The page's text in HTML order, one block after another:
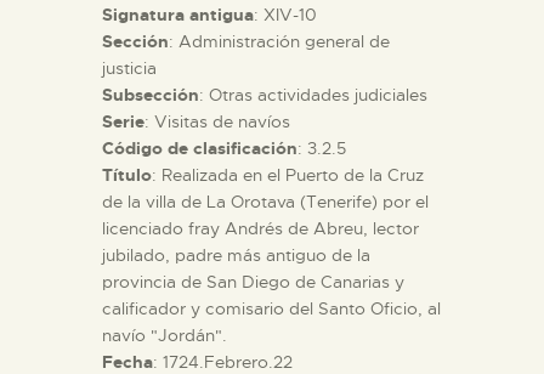
PREPARAR LA VISITA
ACTIVIDADES
█
EL MUSEO
COLECCIONES
Signatura antigua: XIV-10
Sección: Administración general de
justicia
Subsección: Otras actividades judiciales
Serie: Visitas de navíos
Código de clasificación: 3.2.5
Título: Realizada en el Puerto de la Cruz
de la villa de La Orotava (Tenerife) por el
licenciado fray Andrés de Abreu, lector
jubilado, padre más antiguo de la
provincia de San Diego de Canarias y
calificador y comisario del Santo Oficio, al
navío "Jordán".
Fecha: 1724.Febrero.22